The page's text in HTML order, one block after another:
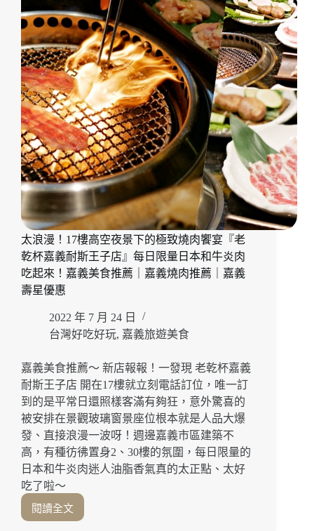
雞
蓋
飯
迷
人
飄
香
「竹
香
園
嘉
義
店」
用
吃
雞
招
待
炸
瓜、
脆
湯
和
熱
麥
茶
大
滿
足！
嘉
義
聚
餐
太浪漫！17樓高空夜景下的極致燒肉饗宴『老
乾杯嘉義耐斯王子店』每日限量日本和牛炎肉
吃起來！嘉義美食推薦｜嘉義燒肉推薦｜嘉義
壽星優惠
2022 年 7 月 24 日
台灣好吃好玩, 嘉義旅遊美食
嘉義美食推薦～ 新店報報！一發現 老乾杯嘉義
耐斯王子店 開在17樓就立刻電話訂位，唯一訂
到的是平常日還照樣客滿有夠狂，意外驚喜的
被安排在景觀玻璃窗景座位根本就是人品大爆
發、直接浪漫一波呀！週邊嘉義市區建築不
高，有種彷彿置身2、30樓的氛圍，每日限量的
日本和牛炎肉迷人油脂香氣真的太正點、太好
吃了啦～
閱讀全文
太